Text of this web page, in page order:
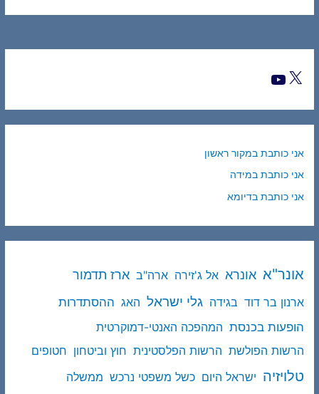
אני כותבת במקור ראשון
אני כותבת במידה
אני כותבת בדיומא
אונר"א אונרא אל ג'זירה ארה"ב ארז תדמור
ארנון בר דוד בגידה גלי ישראל האג
ההסתדרות
הופעות בכנסת
המהפכה האנטי-דמוקרטית
הרשות הפולשת
הרשות הפלסטינית חוץ וביטחון חטופים
טלויזיה ישראל היום כשל משפטי נרכש ממשלה